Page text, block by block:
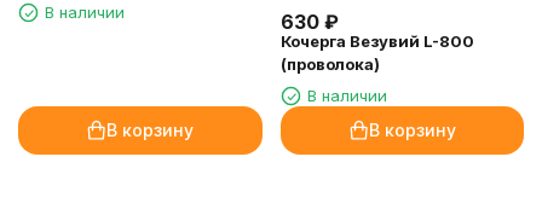
В наличии
В корзину
630 ₽
Кочерга Везувий L-800
(проволока)
В наличии
В корзину